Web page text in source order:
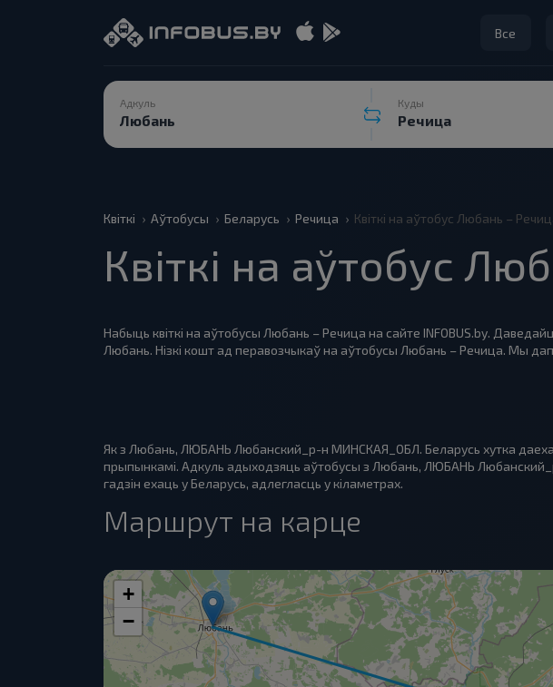
Все
Адкуль Куды
Квіткі Аўтобусы Беларусь Речица Квіткі на аўтобус Любань –
Квіткі на аўтобус
Набыць квіткі на аўтобусы Любань – Речица на сайте INFOBUS.by.
Любань. Нізкі кошт ад перавозчыкаў на аўтобусы Любань – Речица. Мы
Як з Любань, ЛЮБАНЬ Любанский_р-н МИНСКАЯ_ОБЛ. Беларусь хутка
прыпынкамі. Адкуль адыходзяць аўтобусы з Любань, ЛЮБАНЬ
гадзін ехаць у Беларусь, адлегласць у кіламетрах.
Маршрут на карце
+
−